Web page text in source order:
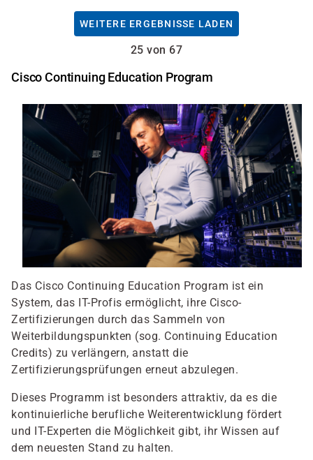
WEITERE ERGEBNISSE LADEN
25 von 67
Cisco Continuing Education Program
Das Cisco Continuing Education Program ist ein
System, das IT-Profis ermöglicht, ihre Cisco-
Zertifizierungen durch das Sammeln von
Weiterbildungspunkten (sog. Continuing Education
Credits) zu verlängern, anstatt die
Zertifizierungsprüfungen erneut abzulegen.
Dieses Programm ist besonders attraktiv, da es die
kontinuierliche berufliche Weiterentwicklung fördert
und IT-Experten die Möglichkeit gibt, ihr Wissen auf
dem neuesten Stand zu halten.